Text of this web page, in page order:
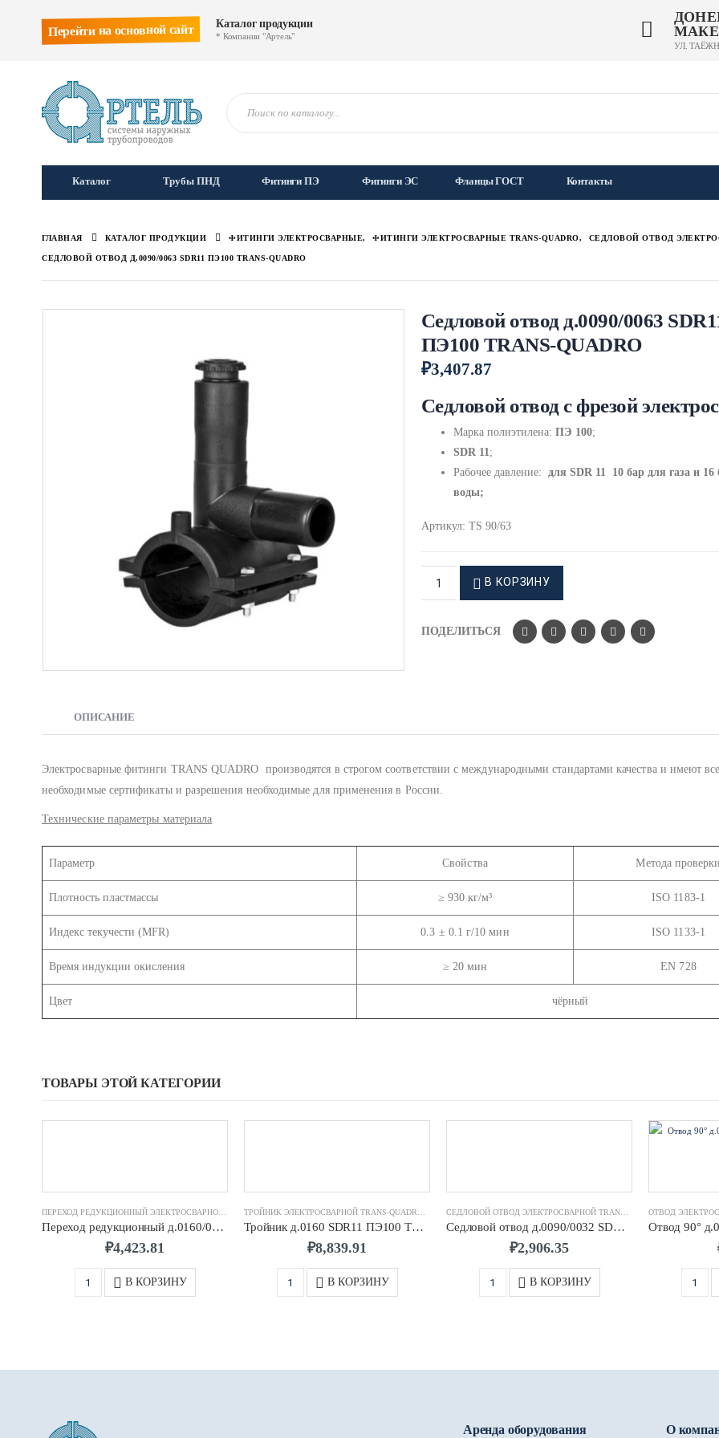
УЛ.
Перейти на основной сайт Каталог продукции
* Компании "Артель"
Каталог Трубы ПНД Фитинги ПЭ Фитинги ЭС Фланцы ГОСТ Контакты
ГЛАВНАЯ КАТАЛОГ ПРОДУКЦИИ ФИТИНГИ ЭЛЕКТРОСВАРНЫЕ, ФИТИНГИ ЭЛЕКТРОСВАРНЫЕ TRANS-QUADRO, СЕДЛОВОЙ ОТВОД
СЕДЛОВОЙ ОТВОД Д.0090/0063 SDR11 ПЭ100 TRANS-QUADRO
Седловой отвод д.0090/0063
ПЭ100 TRANS-QUADRO
₽3,407.87
Седловой отвод с фрезой
Марка полиэтилена: ПЭ 100;
SDR 11;
Рабочее давление: для SDR 11 10 бар для газа и 16
воды;
Артикул: TS 90/63
В КОРЗИНУ
ПОДЕЛИТЬСЯ
ОПИСАНИЕ
Электросварные фитинги TRANS QUADRO производятся в строгом соответствии с международными стандартами качества и имеют все
необходимые сертификаты и разрешения необходимые для применения в России.
Технические параметры материала
Параметр Свойства Метода проверки
Плотность пластмассы ≥ 930 кг/м³ ISO 1183-1
Индекс текучести (MFR) 0.3 ± 0.1 г/10 мин ISO 1133-1
Время индукции окисления ≥ 20 мин EN 728
Цвет чёрный
ТОВАРЫ ЭТОЙ КАТЕГОРИИ
,ФИТИНГИ ЭЛЕКТРОСВАРНЫЕ TRANS-QUADRO
Переход редукционный д.0160/0140 SDR11 ПЭ100 TRANS-QUADRO
₽4,423.81
В КОРЗИНУ
ФИТИНГИ ЭЛЕКТРОСВАРНЫЕ TRANS-QUADRO
Тройник д.0160 SDR11 ПЭ100 TRANS-QUADRO
₽8,839.91
В КОРЗИНУ
,ФИТИНГИ
Седловой отвод д.0090/0032 SDR11 ПЭ100 TRANS-QUADRO
₽2,906.35
В КОРЗИНУ
ОТВОД
Аренда оборудования О